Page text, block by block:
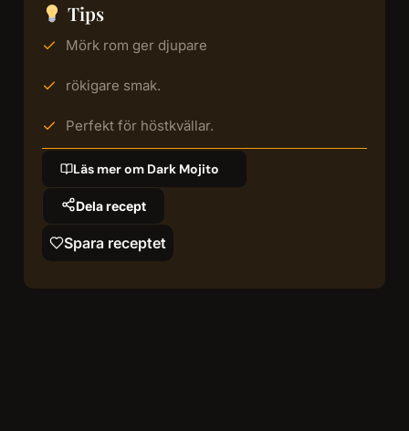
Tips
Mörk rom ger djupare
rökigare smak.
Perfekt för höstkvällar.
Läs mer om Dark Mojito
Dela recept
Spara receptet